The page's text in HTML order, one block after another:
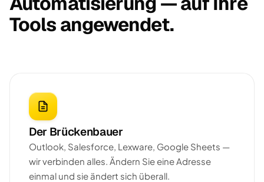
Tools angewendet.
Der Brückenbauer
Outlook, Salesforce, Lexware, Google Sheets —
wir verbinden alles. Ändern Sie eine Adresse
einmal und sie ändert sich überall.